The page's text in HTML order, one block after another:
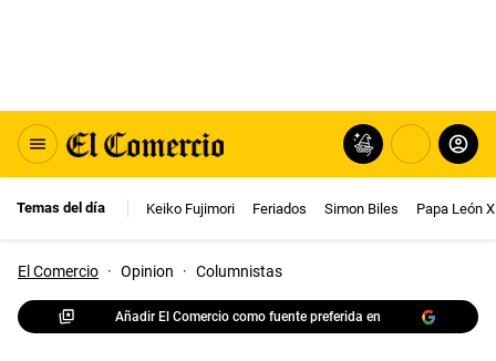
Temas del día Keiko Fujimori Feriados Simon Biles Papa León
El Comercio · Opinion · Columnistas
Añadir El Comercio como fuente preferida en